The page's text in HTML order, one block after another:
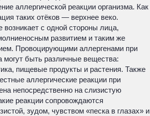
аллергической реакции организма. Как
таких отёков — верхнее веко.
с одной стороны лица,
развитием и таким же
Провоцирующими аллергенами при
могут быть различные вещества:
пищевые продукты и растения. Также
аллергические реакции при
непосредственно на слизистую
реакции сопровождаются
зудом, чувством «песка в глазах» и